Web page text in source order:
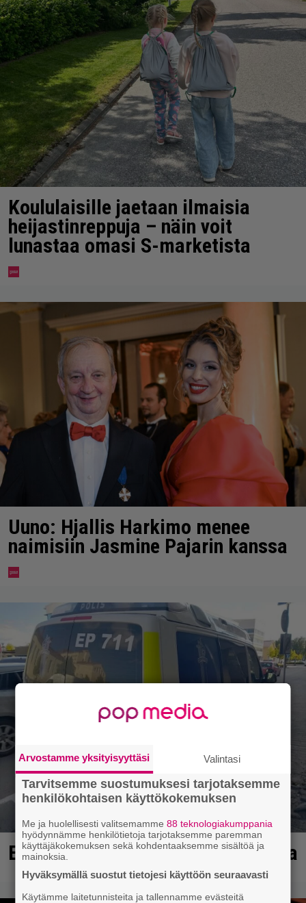
Koululaisille jaetaan ilmaisia
heijastinreppuja – näin voit
lunastaa omasi S-marketista
Uuno: Hjallis Harkimo menee
naimisiin Jasmine Pajarin kanssa
Erittäin vaarallinen kuski Ulvilassa
Arvostamme yksityisyyttäsi Valintasi
Tarvitsemme suostumuksesi tarjotaksemme
henkilökohtaisen käyttökokemuksen
Me ja huolellisesti valitsemamme88 teknologiakumppania
hyödynnämme henkilötietoja tarjotaksemme paremman
käyttäjäkokemuksen sekä kohdentaaksemme sisältöä ja
mainoksia.
Hyväksymällä suostut tietojesi käyttöön seuraavasti
Käytämme laitetunnisteita ja tallennamme evästeitä